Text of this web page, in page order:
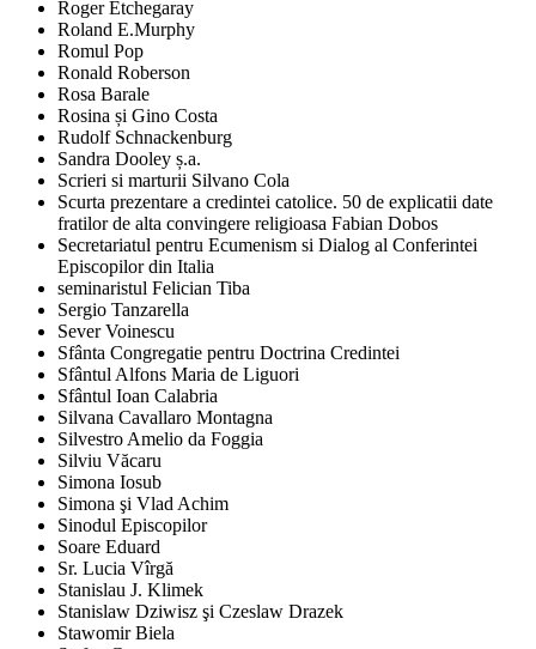
Roger Etchegaray
Roland E.Murphy
Romul Pop
Ronald Roberson
Rosa Barale
Rosina și Gino Costa
Rudolf Schnackenburg
Sandra Dooley ș.a.
Scrieri si marturii Silvano Cola
Scurta prezentare a credintei catolice. 50 de explicatii date
fratilor de alta convingere religioasa Fabian Dobos
Secretariatul pentru Ecumenism si Dialog al Conferintei
Episcopilor din Italia
seminaristul Felician Tiba
Sergio Tanzarella
Sever Voinescu
Sfânta Congregatie pentru Doctrina Credintei
Sfântul Alfons Maria de Liguori
Sfântul Ioan Calabria
Silvana Cavallaro Montagna
Silvestro Amelio da Foggia
Silviu Văcaru
Simona Iosub
Simona şi Vlad Achim
Sinodul Episcopilor
Soare Eduard
Sr. Lucia Vîrgă
Stanislau J. Klimek
Stanislaw Dziwisz şi Czeslaw Drazek
Stawomir Biela